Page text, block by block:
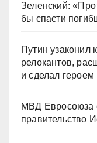
Зеленский:
бы спасти
Путин узаконил
релокантов,
и сделал героем
МВД Евросоюза
правительство